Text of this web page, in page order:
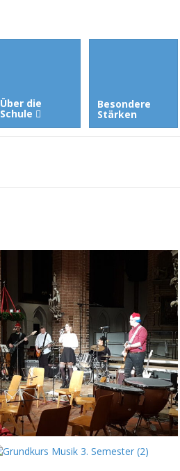
Über die
Schule
Besondere
Stärken